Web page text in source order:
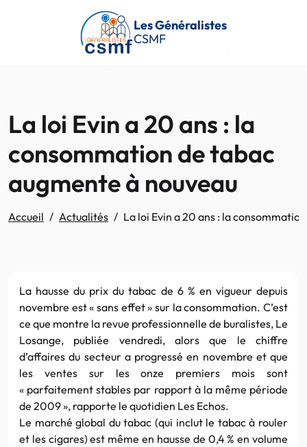
Passer au contenu principal
Les Généralistes
CSMF
La loi Evin a 20 ans : la
consommation de tabac
augmente à nouveau
Accueil Actualités La loi Evin a 20 ans : la
La hausse du prix du tabac de 6 % en vigueur depuis
novembre est « sans effet » sur la consommation. C’est
ce que montre la revue professionnelle de buralistes, Le
Losange, publiée vendredi, alors que le chiffre
d’affaires du secteur a progressé en novembre et que
les ventes sur les onze premiers mois sont
« parfaitement stables par rapport à la même période
de 2009 », rapporte le quotidien Les Echos.
Le marché global du tabac (qui inclut le tabac à rouler
et les cigares) est même en hausse de 0,4 % en volume